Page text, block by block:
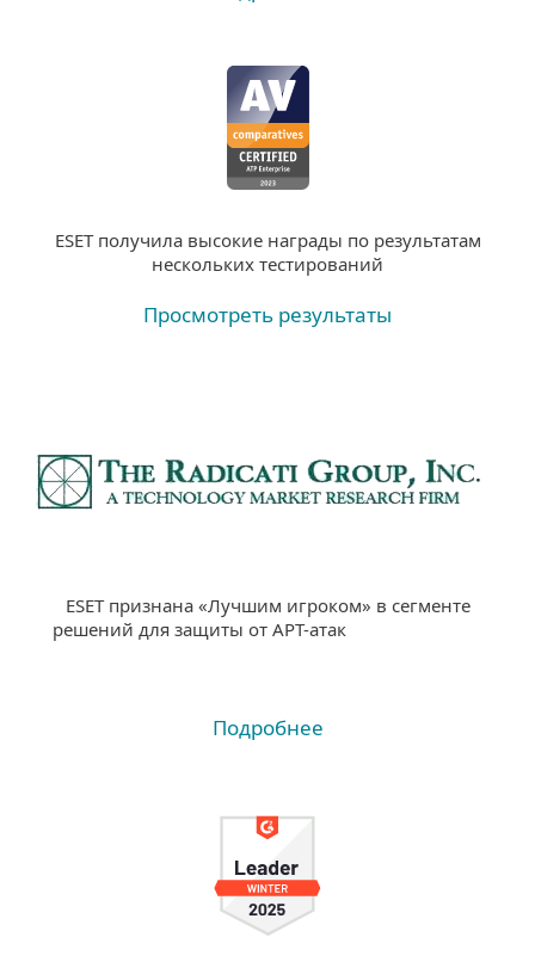
ESET получила высокие награды по результатам
нескольких тестирований
Просмотреть результаты
ESET признана «Лучшим игроком» в сегменте
решений для защиты от APT-атак
Подробнее